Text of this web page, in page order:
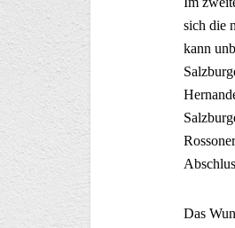
sich die
kann
Das